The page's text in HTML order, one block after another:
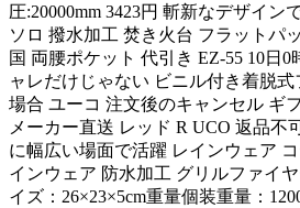
圧:20000mm 3423円 斬新なデザイン
ソロ 撥水加工 焚き火台 フラットパ
国 両腰ポケット 代引き EZ-55 10日
ャレだけじゃない ビニル付き着脱
場合 ユーコ 注文後のキャンセル ギ
メーカー直送 レッド R UCO 返品不
に幅広い場面で活躍 レインウェア
インウェア 防水加工 グリルファイ
イズ：26×23×5cm重量個装重量：